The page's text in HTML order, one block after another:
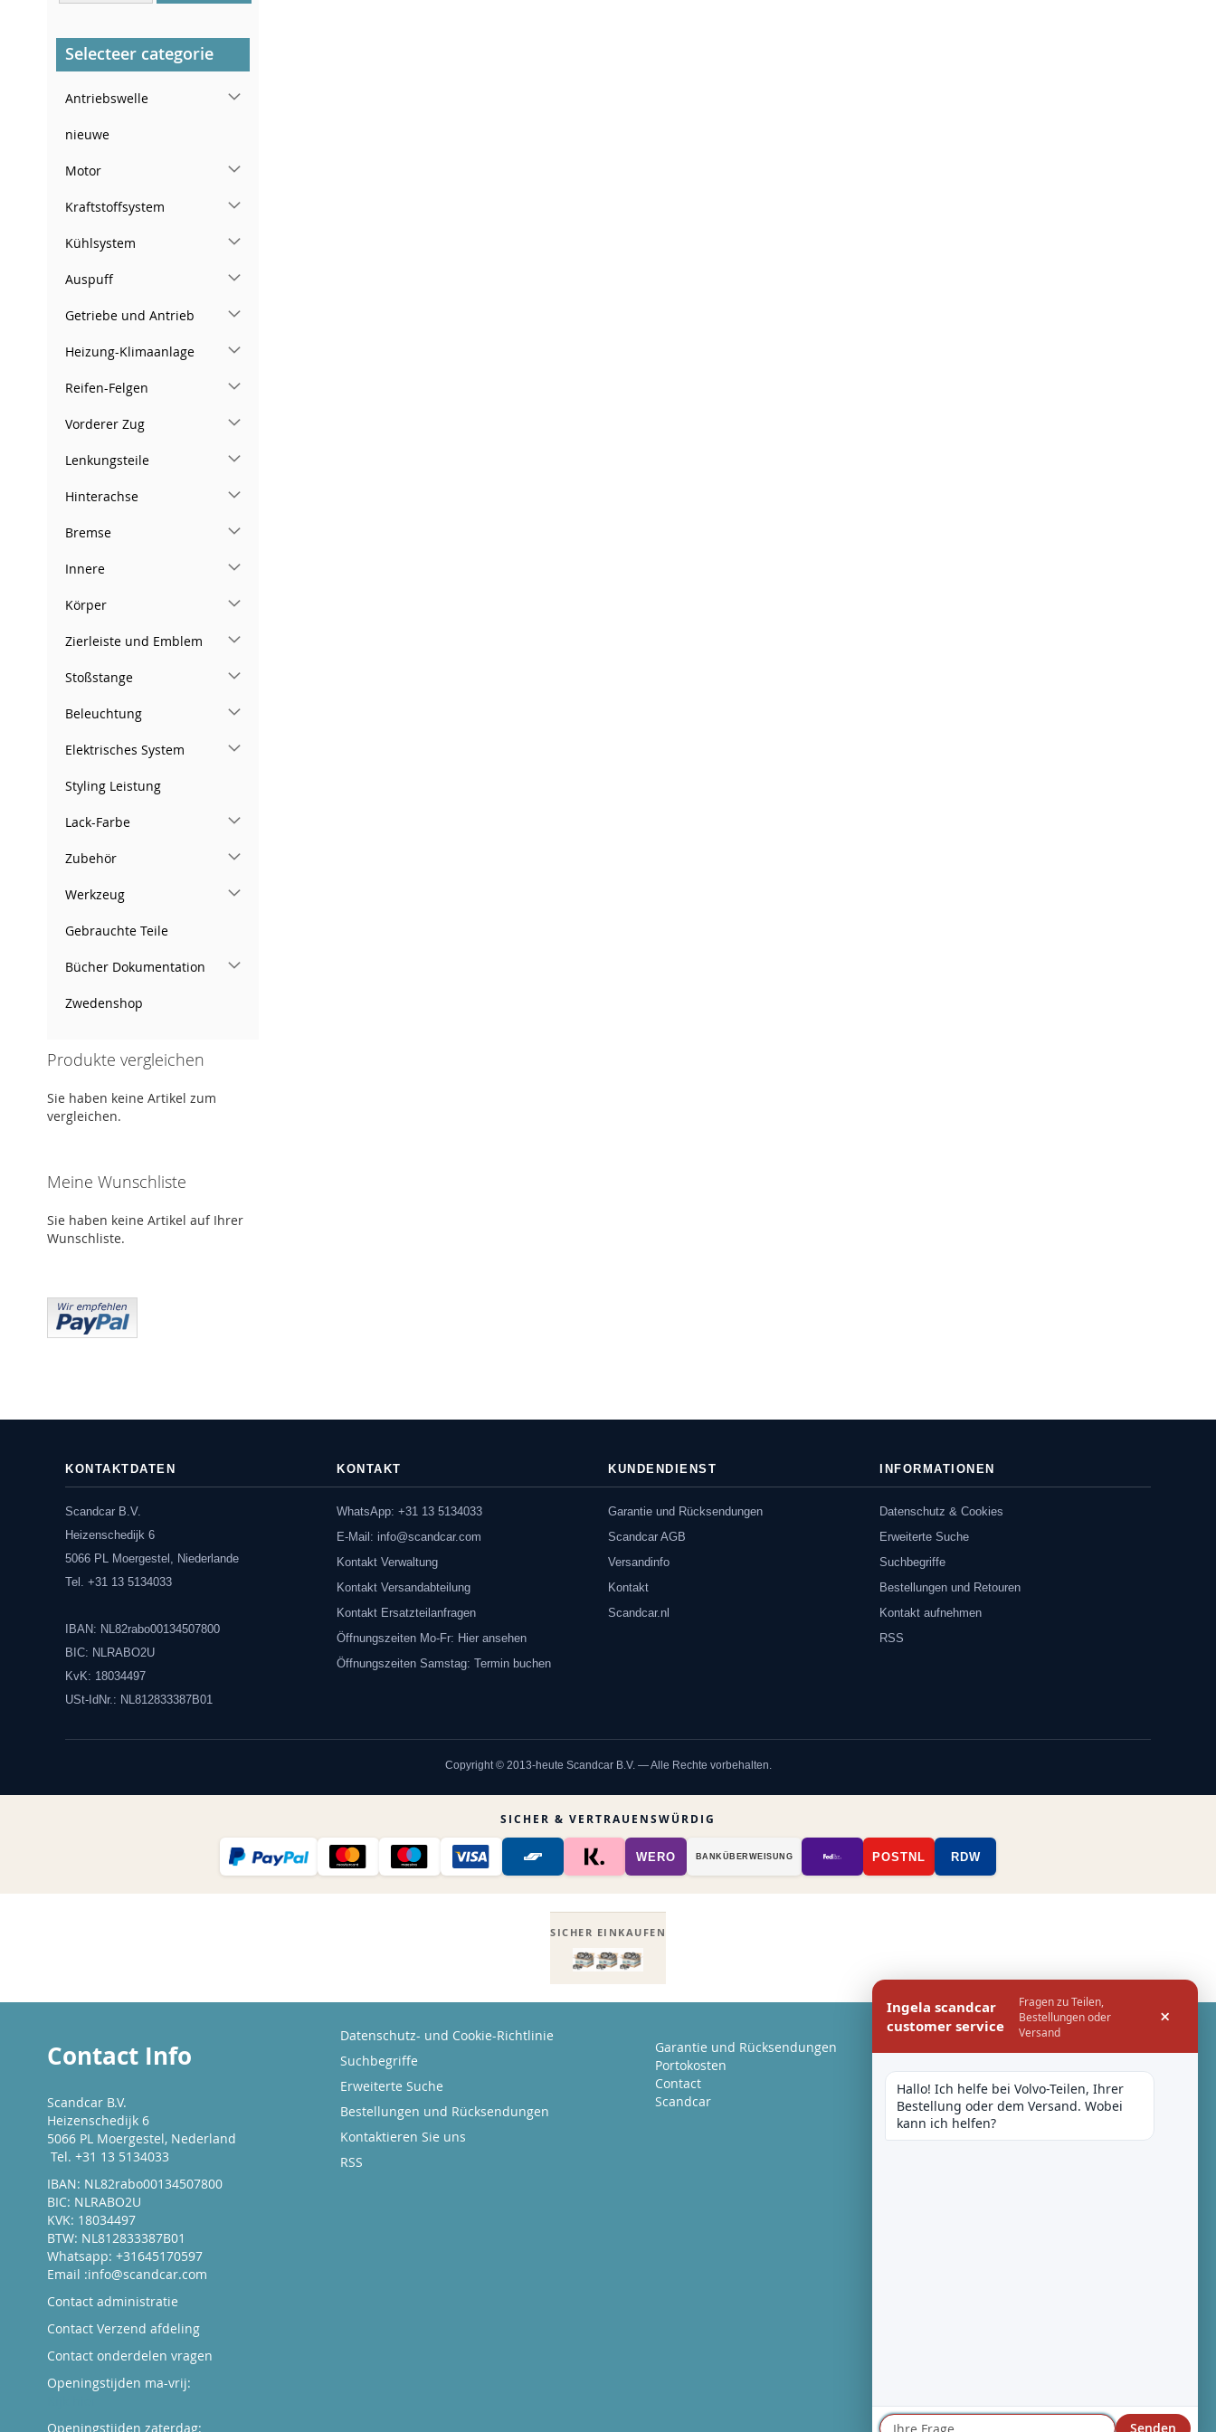
Türsäule
Selecteer categorie
Antriebswelle
nieuwe
Motor
Kraftstoffsystem
Kühlsystem
Auspuff
Getriebe und Antrieb
Heizung-Klimaanlage
Reifen-Felgen
Vorderer Zug
Lenkungsteile
Hinterachse
Bremse
Innere
Körper
Zierleiste und Emblem
Stoßstange
Beleuchtung
Elektrisches System
Styling Leistung
Lack-Farbe
Zubehör
Werkzeug
Gebrauchte Teile
Bücher Dokumentation
Zwedenshop
Produkte vergleichen
Sie haben keine Artikel zum
vergleichen.
Meine Wunschliste
Sie haben keine Artikel auf Ihrer
Wunschliste.
KONTAKTDATEN
Scandcar B.V.
Heizenschedijk 6
5066 PL Moergestel, Niederlande
Tel. +31 13 5134033
IBAN: NL82rabo00134507800
BIC: NLRABO2U
KvK: 18034497
USt-IdNr.: NL812833387B01
KONTAKT
WhatsApp: +31 13 5134033
E-Mail: info@scandcar.com
Kontakt Verwaltung
Kontakt Versandabteilung
Kontakt Ersatzteilanfragen
Öffnungszeiten Mo-Fr: Hier ansehen
Öffnungszeiten Samstag: Termin buchen
KUNDENDIENST
Garantie und Rücksendungen
Scandcar AGB
Versandinfo
Kontakt
Scandcar.nl
INFORMATIONEN
Datenschutz & Cookies
Erweiterte Suche
Suchbegriffe
Bestellungen und Retouren
Kontakt aufnehmen
RSS
Copyright © 2013-heute Scandcar B.V. — Alle Rechte vorbehalten.
SICHER & VERTRAUENSWÜRDIG
WERO BANK­ÜBER­WEISUNG POSTNL RDW
SICHER EINKAUFEN
Contact Info
Scandcar B.V.
Heizenschedijk 6
5066 PL Moergestel, Nederland
Tel. +31 13 5134033
IBAN: NL82rabo00134507800
BIC: NLRABO2U
KVK: 18034497
BTW: NL812833387B01
Whatsapp: +31645170597
Email :info@scandcar.com
Contact administratie
Contact Verzend afdeling
Contact onderdelen vragen
Openingstijden ma-vrij:
Openingstijden zaterdag:
Datenschutz- und Cookie-Richtlinie
Suchbegriffe
Erweiterte Suche
Bestellungen und Rücksendungen
Kontaktieren Sie uns
RSS
Garantie und Rücksendungen
Portokosten
Contact
Scandcar
Ingela scandcar
customer service
Fragen zu Teilen,
Bestellungen oder
Versand
×
Hallo! Ich helfe bei Volvo-Teilen, Ihrer
Bestellung oder dem Versand. Wobei
kann ich helfen?
Senden